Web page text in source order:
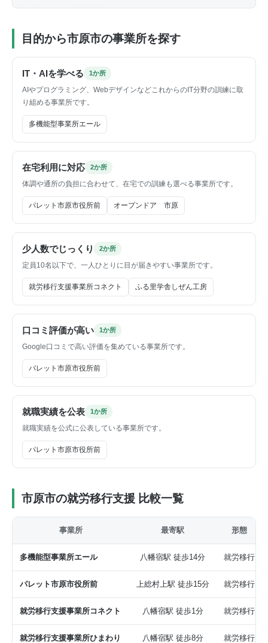
目的から市原市の事業所を探す
IT・AIを学べる 1か所
AIやプログラミング、WebデザインなどこれからのIT分野の訓練に取
り組める事業所です。
多機能型事業所エール
在宅利用に対応 2か所
体調や通所の負担に合わせて、在宅での訓練も選べる事業所です。
パレット市原市役所前 オープンドア 市原
少人数でじっくり 2か所
定員10名以下で、一人ひとりに目が届きやすい事業所です。
就労移行支援事業所コネクト ふる里学舎しぜん工房
口コミ評価が高い 1か所
Google口コミで高い評価を集めている事業所です。
パレット市原市役所前
就職実績を公表 1か所
就職実績を公式に公表している事業所です。
パレット市原市役所前
市原市の就労移行支援 比較一覧
事業所 最寄駅 形態
多機能型事業所エール 八幡宿駅 徒歩14分 就労移行
パレット市原市役所前 上総村上駅 徒歩15分 就労移行
就労移行支援事業所コネクト 八幡宿駅 徒歩1分 就労移行
就労移行支援事業所ひまわり 八幡宿駅 徒歩8分 就労移行